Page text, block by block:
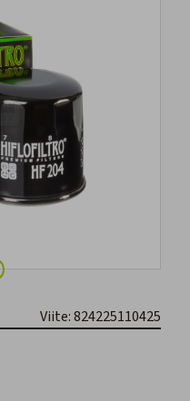
Viite: 824225110425